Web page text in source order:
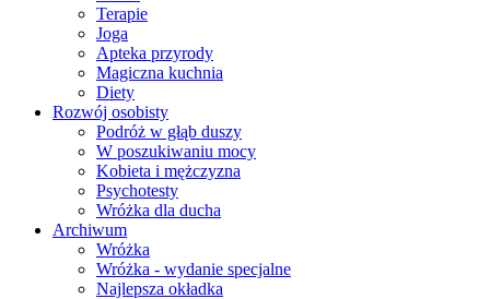
Terapie
Joga
Apteka przyrody
Magiczna kuchnia
Diety
Rozwój osobisty
Podróż w głąb duszy
W poszukiwaniu mocy
Kobieta i mężczyzna
Psychotesty
Wróżka dla ducha
Archiwum
Wróżka
Wróżka - wydanie specjalne
Najlepsza okładka